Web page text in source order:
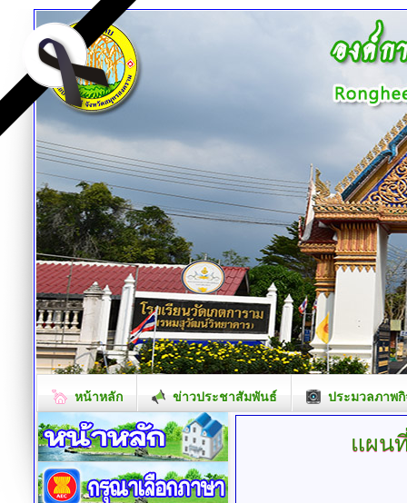
หน้าหลัก ข่าวประชาสัมพันธ์ ประมวลภาพ
แผน